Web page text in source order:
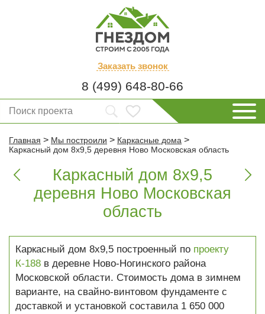
Заказать звонок
8 (499) 648-80-66
Главная > Мы построили > Каркасные дома >
Каркасный дом 8х9,5 деревня Ново Московская область

Каркасный дом 8х9,5
деревня Ново Московская
область

Каркасный дом 8х9,5 построенный по проекту
К-188 в деревне Ново-Ногинского района
Московской области. Стоимость дома в зимнем
варианте, на свайно-винтовом фундаменте с
доставкой и установкой составила 1 650 000